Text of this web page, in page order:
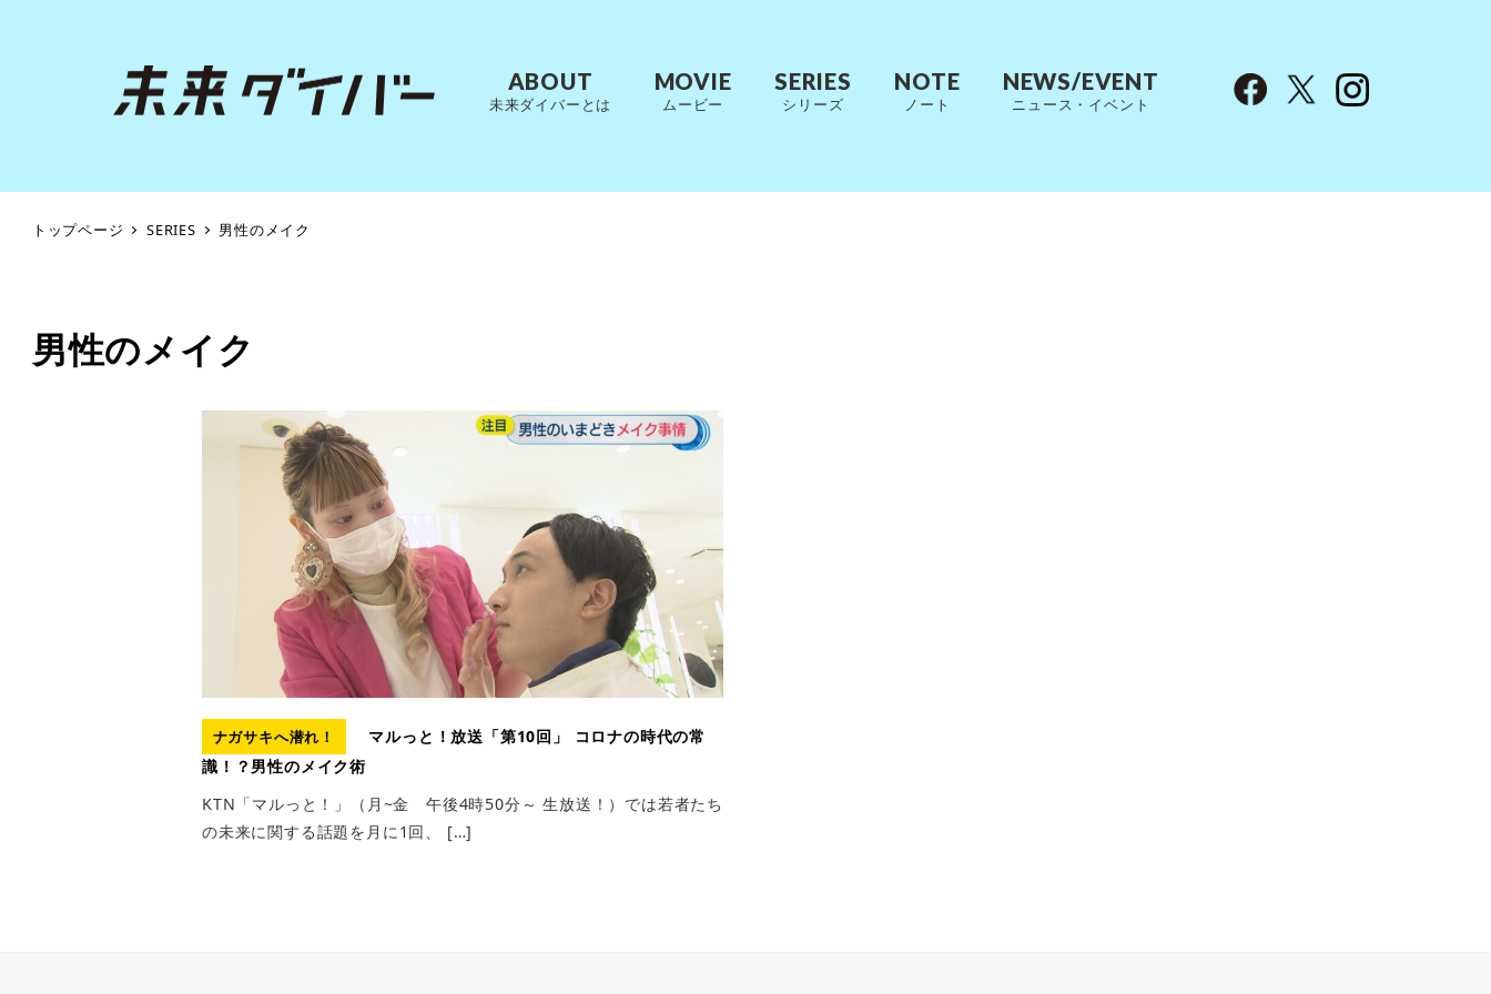
ABOUT
未来ダイバーとは
MOVIE
ムービー
SERIES
シリーズ
NOTE
ノート
NEWS/EVENT
ニュース・イベント
トップページ SERIES 男性のメイク
男性のメイク
ナガサキへ潜れ！
マルっと！放送「第10回」 コロナの時代の常
識！？男性のメイク術
KTN「マルっと！」（月~金 午後4時50分～ 生放送！）では若者たち
の未来に関する話題を月に1回、 […]